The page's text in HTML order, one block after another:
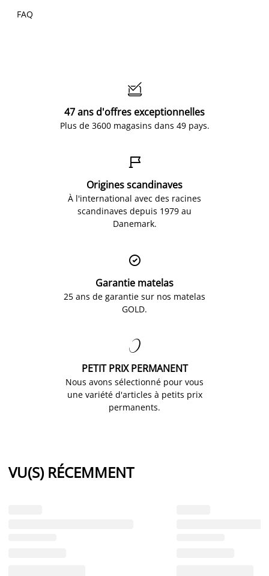
FAQ

47 ans d'offres exceptionnelles
Plus de 3600 magasins dans 49 pays.

Origines scandinaves
À l'international avec des racines
scandinaves depuis 1979 au
Danemark.

Garantie matelas
25 ans de garantie sur nos matelas
GOLD.

PETIT PRIX PERMANENT
Nous avons sélectionné pour vous
une variété d'articles à petits prix
permanents.
VU(S) RÉCEMMENT